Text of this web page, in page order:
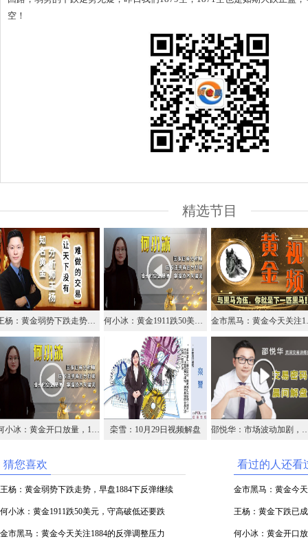
空！
精选节目
王杨：黄金弱势下跌走势，早盘1884下反弹继续 何小冰：黄金1911跌50美元，守高破低还要跌 金市
何小冰：黄金开口放量，1884强弱和1900多空分界 栾雪：10月29日视频解盘 邵悦华：市场波动加剧，
猜您喜欢
王杨：黄金弱势下跌走势，早盘1884下反弹继续
何小冰：黄金1911跌50美元，守高破低还要跌
金市黑马：黄金今天关注1884的反弹调整压力
看过的人还看
金市黑马：黄金今
王杨：黄金下跌已
空！
何小冰：黄金开口